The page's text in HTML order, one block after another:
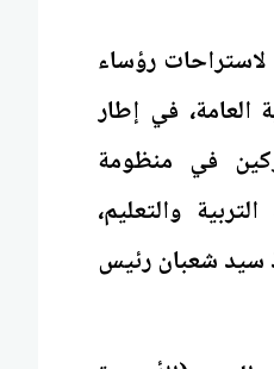
رؤساء
العامة، في إطار
في منظومة
والتعليم،
سيد شعبان رئيس